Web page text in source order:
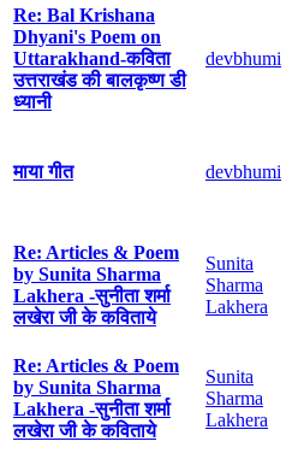
Re: Bal Krishana
Dhyani's Poem on
Uttarakhand-कविता
उत्तराखंड की बालकृष्ण डी
ध्यानी
devbhumi
माया गीत devbhumi
Re: Articles & Poem
by Sunita Sharma
Lakhera -सुनीता शर्मा
लखेरा जी के कविताये
Sunita
Sharma
Lakhera
Re: Articles & Poem
by Sunita Sharma
Lakhera -सुनीता शर्मा
लखेरा जी के कविताये
Sunita
Sharma
Lakhera